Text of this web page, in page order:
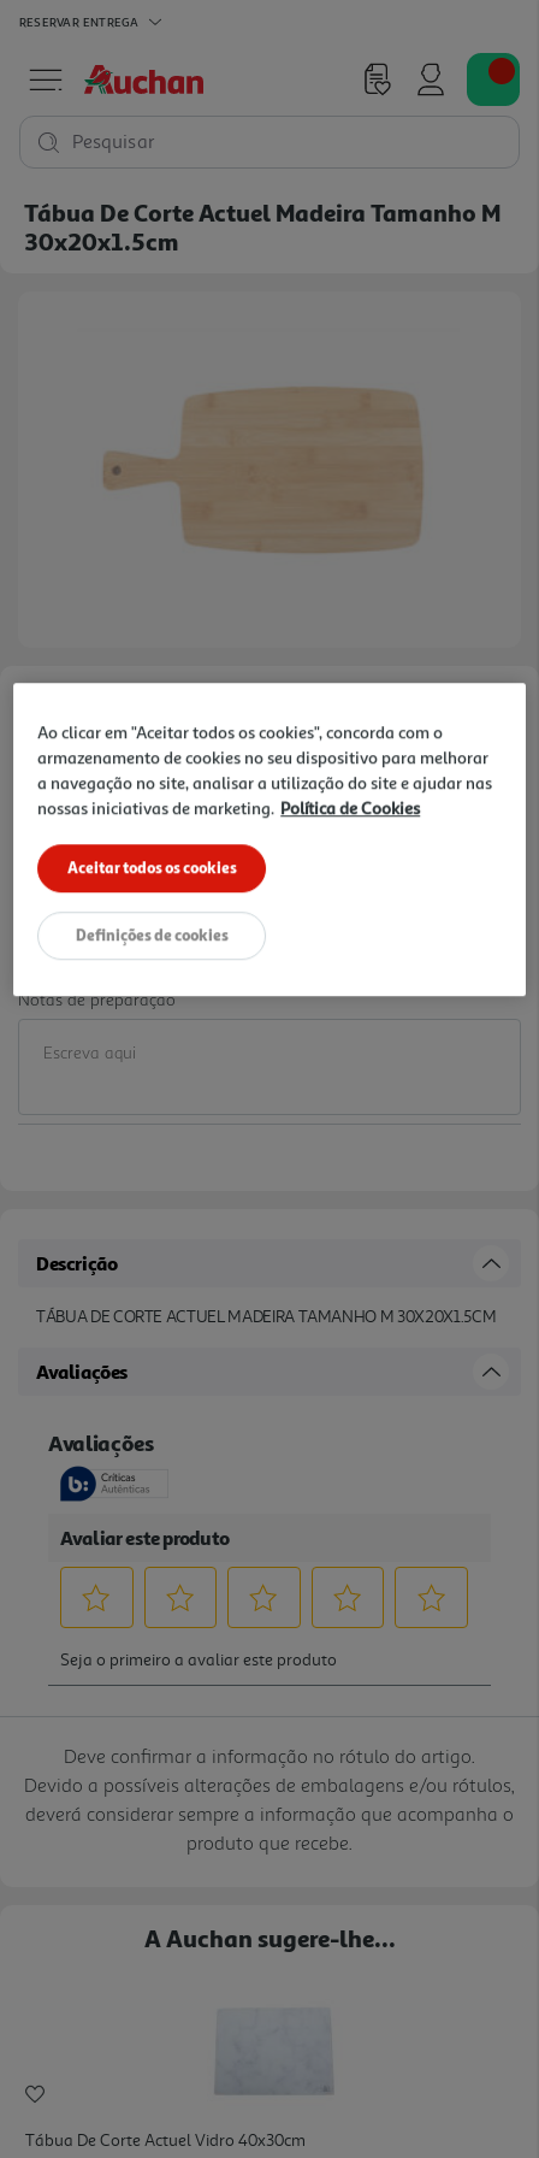
RESERVAR ENTREGA
Pesquisar
Tábua De Corte Actuel Madeira Tamanho M
30x20x1.5cm
Ref. / EAN:3665257754600
2.99 €/un
Price reduced from
3,49 €to
2,99 €
Promoção: de 1/8/2026 a 25/8/2026
Notas de preparação
Descrição
TÁBUA DE CORTE ACTUEL MADEIRA TAMANHO M 30X20X1.5CM
Avaliações
Deve confirmar a informação no rótulo do artigo.
Devido a possíveis alterações de embalagens e/ou rótulos,
deverá considerar sempre a informação que acompanha o
produto que recebe.
A Auchan sugere-lhe...
Tábua De Corte Actuel Vidro 40x30cm
Ao clicar em "Aceitar todos os cookies", concorda com o
armazenamento de cookies no seu dispositivo para melhorar
a navegação no site, analisar a utilização do site e ajudar nas
nossas iniciativas de marketing. Política de Cookies
Aceitar todos os cookies
Definições de cookies